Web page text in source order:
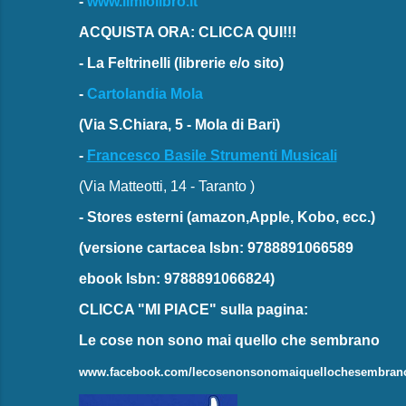
ACQUISTA ORA: CLICCA QUI!!!
- La Feltrinelli(librerie e/o sito)
- Cartolandia Mola
(Via S.Chiara, 5 - Mola di Bari)
- Francesco Basile Strumenti Musicali
(Via Matteotti, 14 - Taranto )
- Stores esterni(amazon,Apple, Kobo, ecc.)
(versione cartacea Isbn: 9788891066589
ebook Isbn: 9788891066824)
CLICCA "MI PIACE" sulla pagina:
Le cose non sono mai quello che sembrano
www.facebook.com/